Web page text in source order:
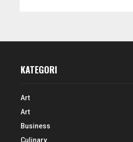
KATEGORI
Art
Art
Business
Culinary